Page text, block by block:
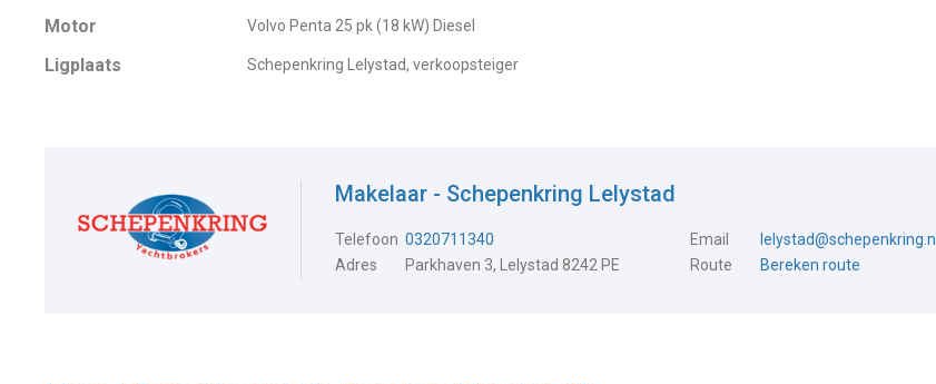
Motor Volvo Penta 25 pk (18 kW) Diesel
Ligplaats Schepenkring Lelystad, verkoopsteiger
Makelaar - Schepenkring Lelystad
Telefoon 0320711340 Email
lelystad@schepenkring.nl
Adres
Parkhaven 3, Lelystad 8242 PE Route Bereken route